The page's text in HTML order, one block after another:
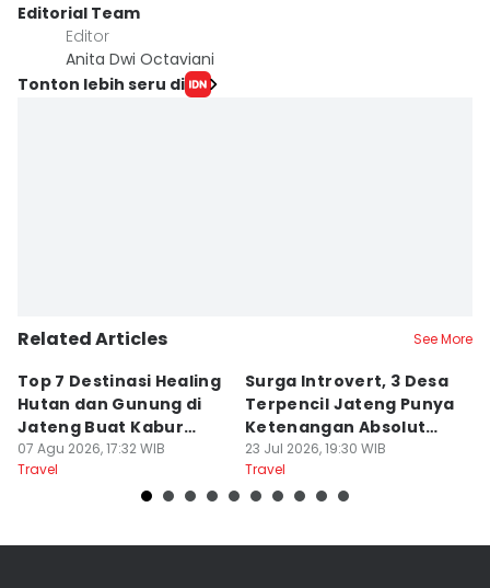
Editorial Team
Editor
Anita Dwi Octaviani
Tonton lebih seru di
Related Articles See More
Top 7 Destinasi Healing
Hutan dan Gunung di
Jateng Buat Kabur
Sejenak, Under Rp200
Ribu
07 Agu 2026, 17:32 WIB
Travel
Surga Introvert, 3 Desa
Terpencil Jateng Punya
Ketenangan Absolut
Untuk Disconect
23 Jul 2026, 19:30 WIB
Travel